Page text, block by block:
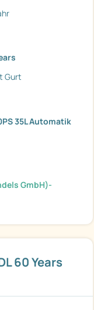
60 Years
Gurt
35L Automatik
GmbH)-